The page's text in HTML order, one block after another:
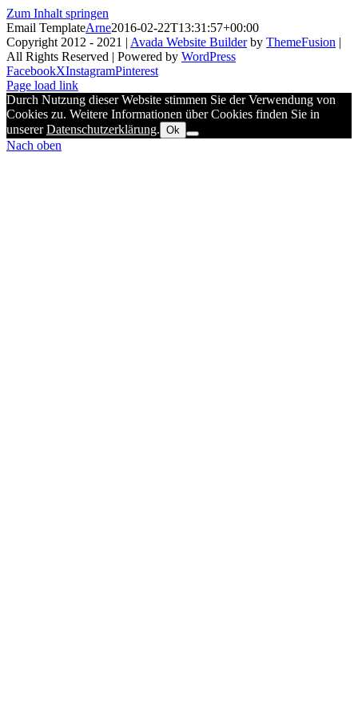
Zum Inhalt springen
Email TemplateArne2016-02-22T13:31:57+00:00
Copyright 2012 - 2021 | Avada Website Builderby ThemeFusion |
All Rights Reserved | Powered by WordPress
FacebookXInstagramPinterest
Page load link
Durch Nutzung dieser Website stimmen Sie der Verwendung von
Cookies zu. Weitere Informationen über Cookies finden Sie in
unsererDatenschutzerklärung. Ok
Nach oben